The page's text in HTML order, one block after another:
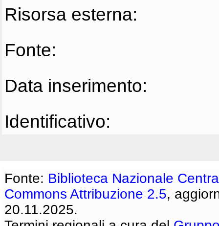
Risorsa esterna:
Fonte:
Data inserimento:
Identificativo:
Fonte: Biblioteca Nazionale
Commons Attribuzione 2.5,
20.11.2025.